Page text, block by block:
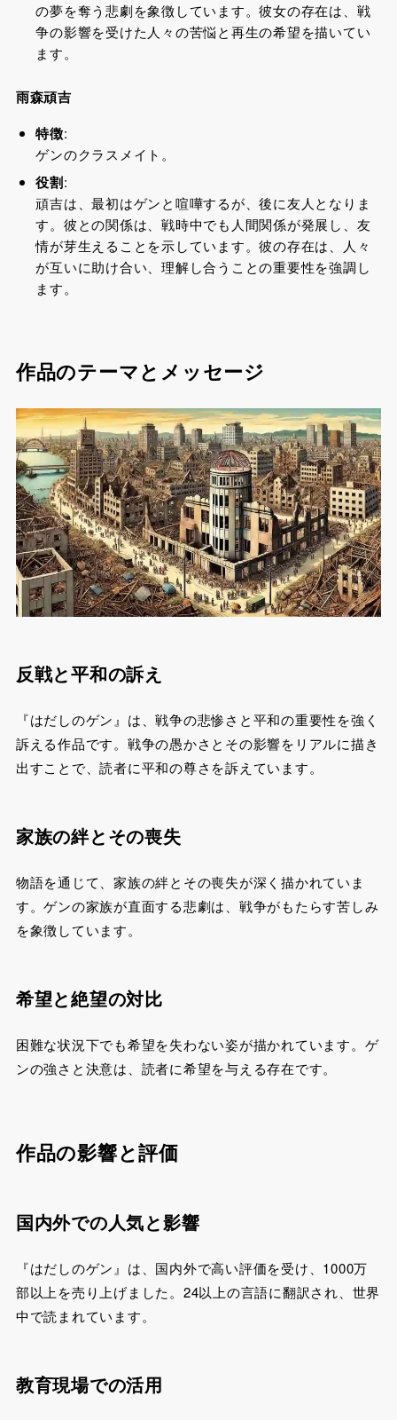
の夢を奪う悲劇を象徴しています。彼女の存在は、戦
争の影響を受けた人々の苦悩と再生の希望を描いてい
ます。
雨森頑吉
特徴:
ゲンのクラスメイト。
役割:
頑吉は、最初はゲンと喧嘩するが、後に友人となりま
す。彼との関係は、戦時中でも人間関係が発展し、友
情が芽生えることを示しています。彼の存在は、人々
が互いに助け合い、理解し合うことの重要性を強調し
ます。
作品のテーマとメッセージ
反戦と平和の訴え
『はだしのゲン』は、戦争の悲惨さと平和の重要性を強く
訴える作品です。戦争の愚かさとその影響をリアルに描き
出すことで、読者に平和の尊さを訴えています。
家族の絆とその喪失
物語を通じて、家族の絆とその喪失が深く描かれていま
す。ゲンの家族が直面する悲劇は、戦争がもたらす苦しみ
を象徴しています。
希望と絶望の対比
困難な状況下でも希望を失わない姿が描かれています。ゲ
ンの強さと決意は、読者に希望を与える存在です。
作品の影響と評価
国内外での人気と影響
『はだしのゲン』は、国内外で高い評価を受け、1000万
部以上を売り上げました。24以上の言語に翻訳され、世界
中で読まれています。
教育現場での活用